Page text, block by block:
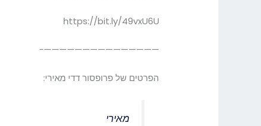
https://bit.ly/49vxU6U
———————————————-
הפרטים של פרופסור דדי מאירי:
מאירי